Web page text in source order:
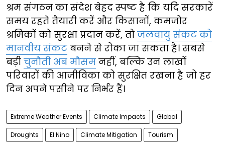
श्रम संगठन का संदेश बेहद स्पष्ट है कि यदि सरकारें
समय रहते तैयारी करें और किसानों, कमजोर
श्रमिकों को सुरक्षा प्रदान करें, तो जलवायु संकट को
मानवीय संकट बनने से रोका जा सकता है। सबसे
बड़ी चुनौती अब मौसम नहीं, बल्कि उन लाखों
परिवारों की आजीविका को सुरक्षित रखना है जो हर
दिन अपने पसीने पर निर्भर हैं।
Extreme Weather Events Climate Impacts Global
Droughts El Nino Climate Mitigation Tourism